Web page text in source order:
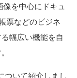
を中心にドキュ
票などのビジネ
幅広い機能を自
ついて紹介しまし